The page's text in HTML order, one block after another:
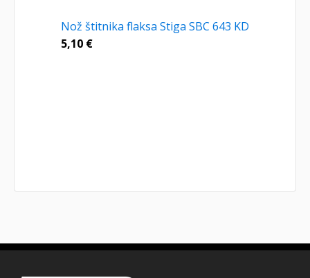
Nož štitnika flaksa Stiga SBC 643 KD
5,10 €